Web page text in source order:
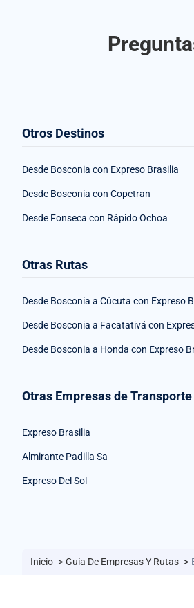
Otros Destinos
Desde Bosconia con Expreso Brasilia
Desde Bosconia con Copetran
Desde Fonseca con Rápido Ochoa
Otras Rutas
Desde Bosconia a Cúcuta con Expreso
Desde Bosconia a Facatativá con
Desde Bosconia a Honda con Expreso
Otras Empresas de Transporte
Expreso Brasilia
Almirante Padilla Sa
Expreso Del Sol
Inicio > Guía De Empresas Y Rutas >